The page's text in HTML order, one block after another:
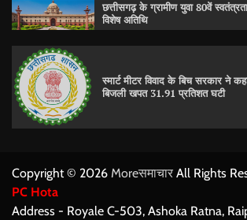
छत्तीसगढ़ के ग्रामीण युवा 80वें
विशेष अतिथि
स्मार्ट मीटर विवाद के बिच सरकार ने
बिजली खपत 31.91 प्रतिशत घटी
Copyright © 2026 Moreसमाचार All Rights
PC Hota
Address - Royale C-503, Ashoka Ratna,